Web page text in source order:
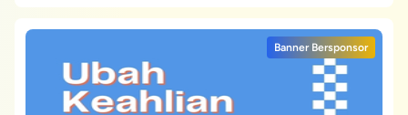
Banner Bersponsor